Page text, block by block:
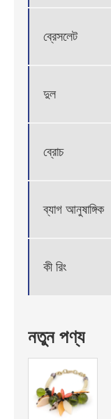
ব্রেসলেট
দুল
ব্রোচ
ব্যাগ আনুষাঙ্গিক
কী রিং
নতুন পণ্য